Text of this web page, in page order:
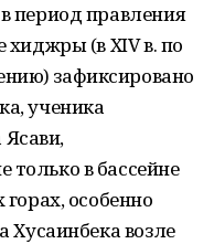
период правления
хиджры (в XIV в. по
зафиксировано
ученика
только в бассейне
особенно
Хусаинбека возле